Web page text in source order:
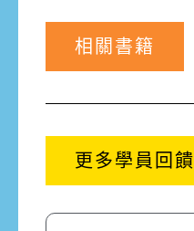
相關書籍
更多學員回饋